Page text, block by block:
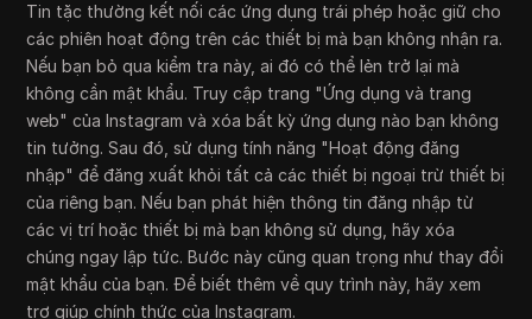
Tin tặc thường kết nối các ứng dụng trái phép hoặc giữ cho
các phiên hoạt động trên các thiết bị mà bạn không nhận ra.
Nếu bạn bỏ qua kiểm tra này, ai đó có thể lẻn trở lại mà
không cần mật khẩu. Truy cập trang "Ứng dụng và trang
web" của Instagram và xóa bất kỳ ứng dụng nào bạn không
tin tưởng. Sau đó, sử dụng tính năng "Hoạt động đăng
nhập" để đăng xuất khỏi tất cả các thiết bị ngoại trừ thiết bị
của riêng bạn. Nếu bạn phát hiện thông tin đăng nhập từ
các vị trí hoặc thiết bị mà bạn không sử dụng, hãy xóa
chúng ngay lập tức. Bước này cũng quan trọng như thay đổi
mật khẩu của bạn. Để biết thêm về quy trình này, hãy xem
trợ giúp chính thức của Instagram.